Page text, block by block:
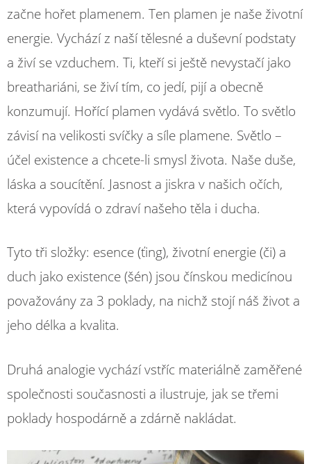
začne hořet plamenem. Ten plamen je naše životní
energie. Vychází z naší tělesné a duševní podstaty
a živí se vzduchem. Ti, kteří si ještě nevystačí jako
breathariáni, se živí tím, co jedí, pijí a obecně
konzumují. Hořící plamen vydává světlo. To světlo
závisí na velikosti svíčky a síle plamene. Světlo –
účel existence a chcete-li smysl života. Naše duše,
láska a soucítění. Jasnost a jiskra v našich očích,
která vypovídá o zdraví našeho těla i ducha.
Tyto tři složky: esence (ťing), životní energie (či) a
duch jako existence (šén) jsou čínskou medicínou
považovány za 3 poklady, na nichž stojí náš život a
jeho délka a kvalita.
Druhá analogie vychází vstříc materiálně zaměřené
společnosti současnosti a ilustruje, jak se třemi
poklady hospodárně a zdárně nakládat.